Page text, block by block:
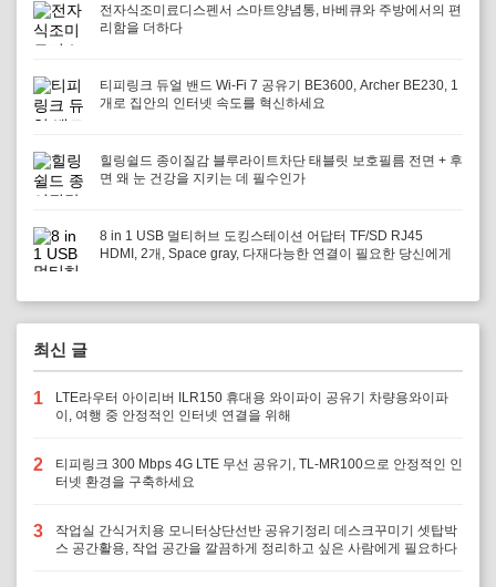
전자식조미료디스펜서 스마트양념통, 바베큐와 주방에서의 편
리함을 더하다
티피링크 듀얼 밴드 Wi-Fi 7 공유기 BE3600, Archer BE230, 1
개로 집안의 인터넷 속도를 혁신하세요
힐링쉴드 종이질감 블루라이트차단 태블릿 보호필름 전면 + 후
면 왜 눈 건강을 지키는 데 필수인가
8 in 1 USB 멀티허브 도킹스테이션 어답터 TF/SD RJ45
HDMI, 2개, Space gray, 다재다능한 연결이 필요한 당신에게
최신 글
1
LTE라우터 아이리버 ILR150 휴대용 와이파이 공유기 차량용와이파
이, 여행 중 안정적인 인터넷 연결을 위해
2
티피링크 300 Mbps 4G LTE 무선 공유기, TL-MR100으로 안정적인 인
터넷 환경을 구축하세요
3
작업실 간식거치용 모니터상단선반 공유기정리 데스크꾸미기 셋탑박
스 공간활용, 작업 공간을 깔끔하게 정리하고 싶은 사람에게 필요하다